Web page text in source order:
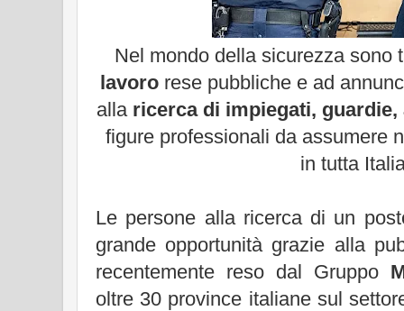
Nel mondo della sicurezza sono
lavoro rese pubbliche e ad
alla ricerca di impiegati,
figure professionali da assumere
in tutta
Le persone alla ricerca di un
grande opportunità grazie alla
recentemente reso dal Gruppo
oltre 30 province italiane sul